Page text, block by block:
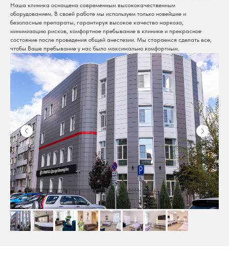
Наша клиника оснащена современным высококачественным
оборудованием. В своей работе мы используем только новейшие и
безопасные препараты, гарантируя высокое качество наркоза,
минимизацию рисков, комфортное пребывание в клинике и прекрасное
состояние после проведения общей анестезии. Мы стараемся сделать все,
чтобы Ваше пребывание у нас было максимально комфортным.